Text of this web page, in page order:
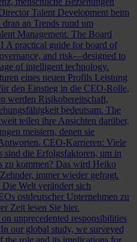
Talent Development beim
an Trends rund um
Management. The Board
A practical guide for board of
and risk—designed to
of intelligent technology.
eines neuen Profils Leistung
den Einstieg in die CEO-Rolle,
werden Risikobereitschaft,
bedeutsam. The
teilen ihre Ansichten darüber,
meistern, denen sie
CEO-Karrieren: Viele
sind die Erfolgsfaktoren, um in
zu kommen? Das wird Heiko
immer wieder gefragt.
Die Welt verändert sich
ostdeutscher Unternehmen zu
Zeit lesen Sie hier.
unprecedented responsibilities
our global study, we surveyed
the role and its implications for